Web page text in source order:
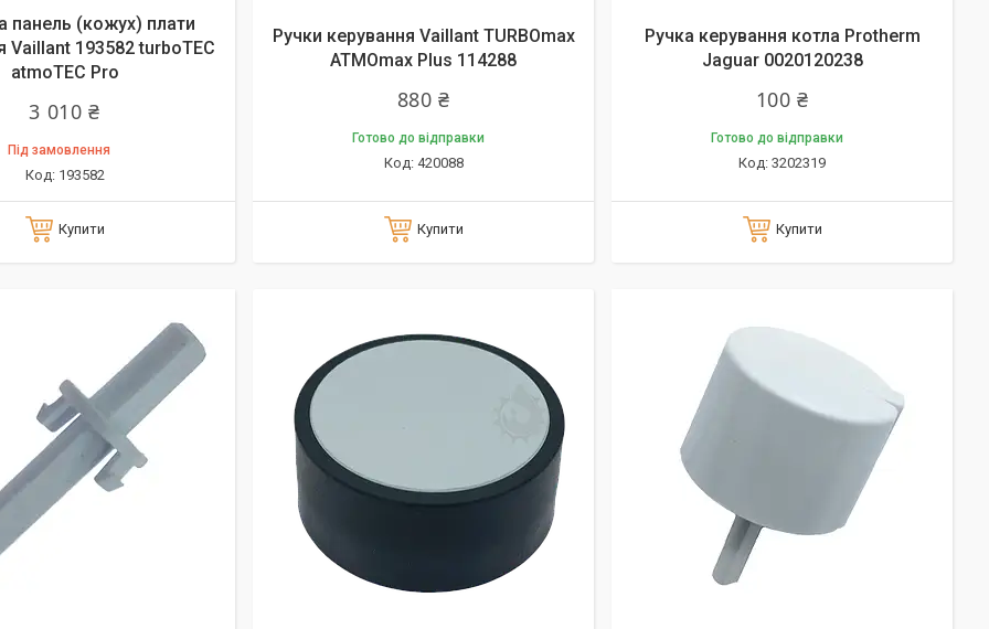
панель (кожух) плати
Vaillant 193582 turboTEC
atmoTEC Pro
3 010 ₴
Під замовлення
193582
Купити
Ручки керування Vaillant TURBOmax
ATMOmax Plus 114288
880 ₴
Готово до відправки
420088
Купити
Ручка керування котла Protherm
Jaguar 0020120238
100 ₴
Готово до відправки
3202319
Купити